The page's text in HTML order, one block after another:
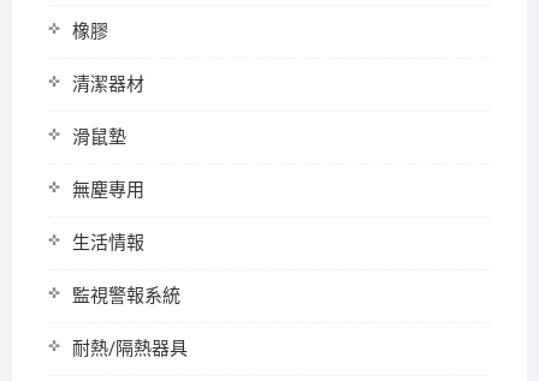
橡膠
清潔器材
滑鼠墊
無塵專用
生活情報
監視警報系統
耐熱/隔熱器具